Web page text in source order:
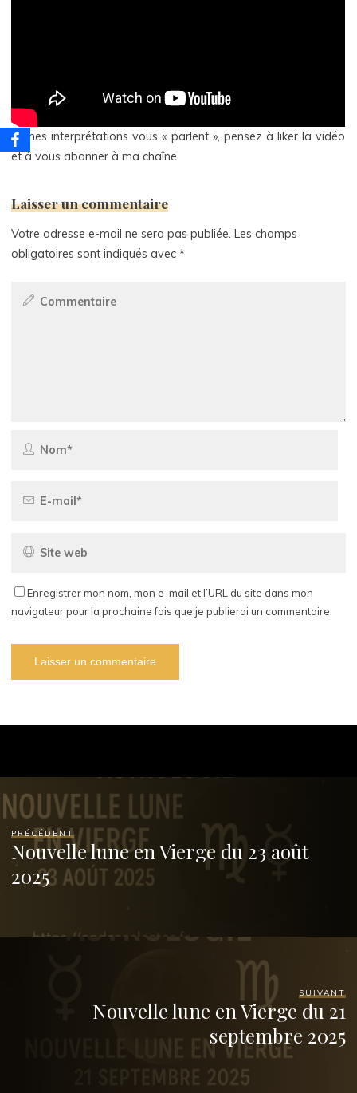
Si mes interprétations vous « parlent », pensez à liker la vidéo
et à vous abonner à ma chaîne.
Laisser un commentaire
Votre adresse e-mail ne sera pas publiée. Les champs
obligatoires sont indiqués avec*
Enregistrer mon nom, mon e-mail et l’URL du site dans mon
navigateur pour la prochaine fois que je publierai un commentaire.
PRÉCÉDENT
Nouvelle lune en Vierge du 23 août
2025
SUIVANT
Nouvelle lune en Vierge du 21
septembre 2025